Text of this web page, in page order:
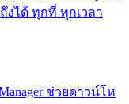
งได้ ทุกที่ ทุกเวลา
ช่วยดาวน์โห